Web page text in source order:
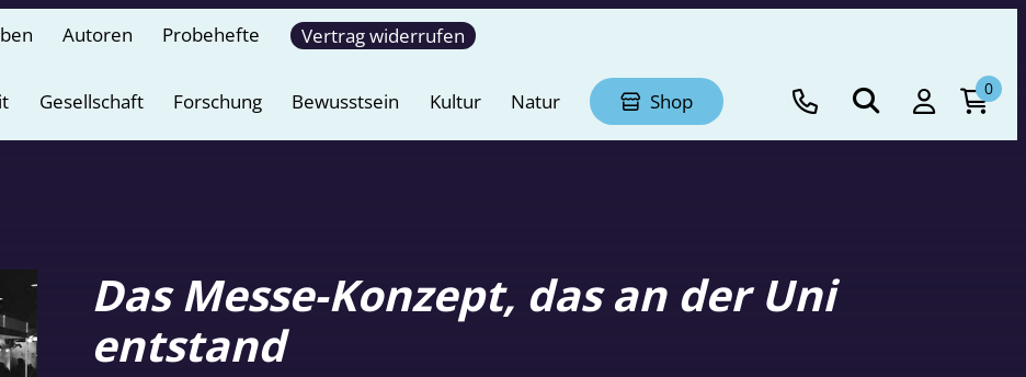
Autoren Probehefte Vertrag widerrufen
Gesellschaft Forschung Bewusstsein Kultur Natur Shop
0
Das Messe-Konzept, das an der Uni
entstand